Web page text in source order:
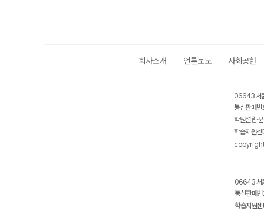
회사소개 언론보도 사회공헌
06643 서
통신판매
학원설립·
학습지원
06643 서
통신판매
학습지원